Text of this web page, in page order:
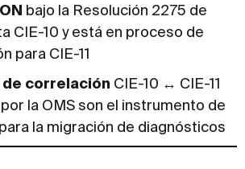
bajo la Resolución 2275 de
CIE-10 y está en proceso de
para CIE-11
correlación CIE-10 ↔ CIE-11
la OMS son el instrumento de
la migración de diagnósticos